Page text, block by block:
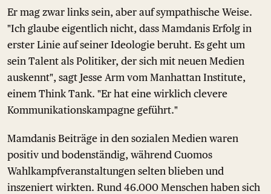
Er mag zwar links sein, aber auf sympathische Weise.
"Ich glaube eigentlich nicht, dass Mamdanis Erfolg in
erster Linie auf seiner Ideologie beruht. Es geht um
sein Talent als Politiker, der sich mit neuen Medien
auskennt", sagt Jesse Arm vom Manhattan Institute,
einem Think Tank. "Er hat eine wirklich clevere
Kommunikationskampagne geführt."
Mamdanis Beiträge in den sozialen Medien waren
positiv und bodenständig, während Cuomos
Wahlkampfveranstaltungen selten blieben und
inszeniert wirkten. Rund 46.000 Menschen haben sich